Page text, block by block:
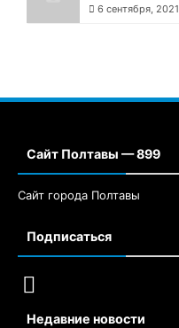
6 сентября, 2021
Сайт Полтавы — 899
Сайт города Полтавы
Подписаться
Недавние новости